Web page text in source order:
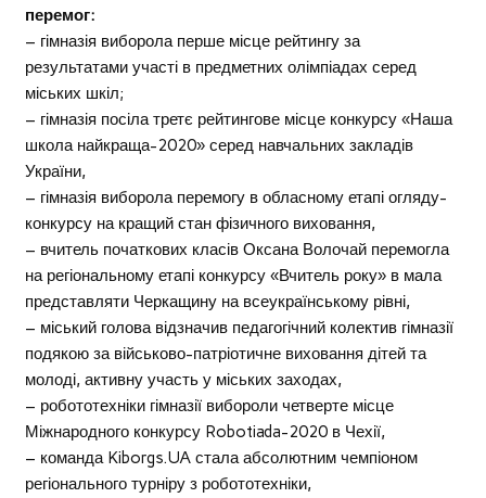
перемог:
– гімназія виборола перше місце рейтингу за
результатами участі в предметних олімпіадах серед
міських шкіл;
– гімназія посіла третє рейтингове місце конкурсу «Наша
школа найкраща-2020» серед навчальних закладів
України,
– гімназія виборола перемогу в обласному етапі огляду-
конкурсу на кращий стан фізичного виховання,
– вчитель початкових класів Оксана Волочай перемогла
на регіональному етапі конкурсу «Вчитель року» в мала
представляти Черкащину на всеукраїнському рівні,
– міський голова відзначив педагогічний колектив гімназії
подякою за військово-патріотичне виховання дітей та
молоді, активну участь у міських заходах,
– робототехніки гімназії вибороли четверте місце
Міжнародного конкурсу Robotiada-2020 в Чехії,
– команда Kiborgs.UA стала абсолютним чемпіоном
регіонального турніру з робототехніки,